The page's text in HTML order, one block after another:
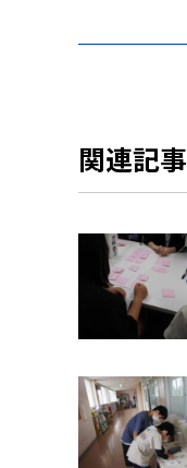
関連記事